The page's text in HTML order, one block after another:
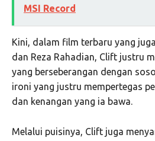
MSI Record
Kini, dalam film terbaru yang
dan Reza Rahadian, Clift justru
yang berseberangan dengan
ironi yang justru mempertegas
dan kenangan yang ia bawa.
Melalui puisinya, Clift juga